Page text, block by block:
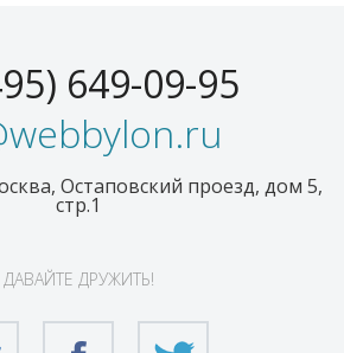
649-09-95
Остаповский проезд, дом 5,
стр.1
ДАВАЙТЕ ДРУЖИТЬ!